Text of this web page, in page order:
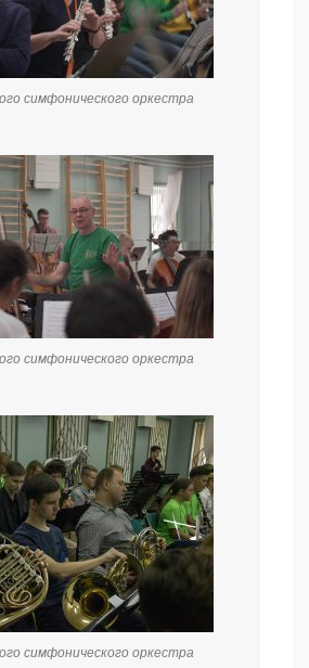
симфонического оркестра
симфонического оркестра
симфонического оркестра